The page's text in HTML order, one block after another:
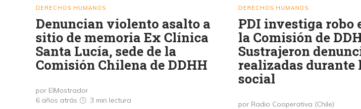
DERECHOS HUMANOS
Denuncian violento asalto a
sitio de memoria Ex Clínica
Santa Lucía, sede de la
Comisión Chilena de DDHH
por ElMostrador
6 años atrás
3 min lectura
DERECHOS HUMANOS
PDI investiga robo
la Comisión de
Sustrajeron
realizadas durante
social
por Radio Cooperativa (Chile)